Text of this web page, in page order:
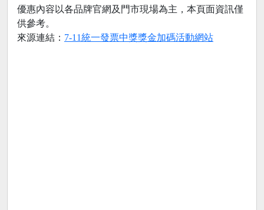
優惠內容以各品牌官網及門市現場為主，本頁面資訊僅
供參考。
來源連結： 7-11統一發票中獎獎金加碼活動網站